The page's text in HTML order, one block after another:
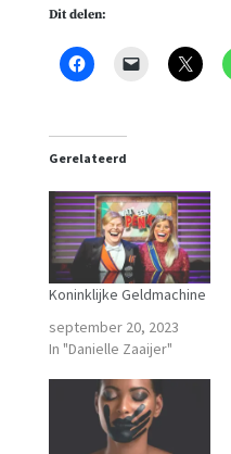
Dit delen:
Gerelateerd
Koninklijke Geldmachine
september 20, 2023
In "Danielle Zaaijer"